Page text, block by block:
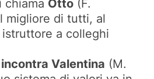
chiama Otto (F.
migliore di tutti, al
a colleghi
Valentina (M.